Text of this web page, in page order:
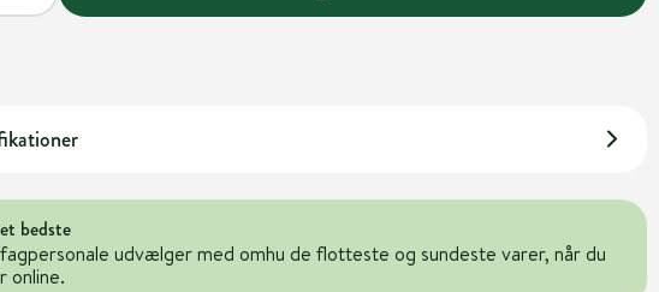
bedste
udvælger med omhu de flotteste og sundeste varer, når du
online.